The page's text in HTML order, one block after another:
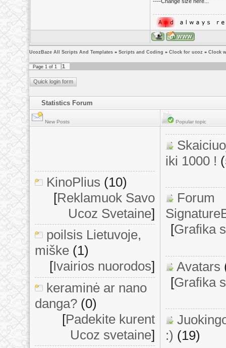
UcozBaze All Scripts And Templates » Scripts and Coding » Clock for ucoz » Clock
Page 1 of 1 1
Statistics Forum
New Posts Popular topic
KinoPlius (10)
[Reklamuok Savo
Ucoz Svetaine]
poilsis Lietuvoje,
miške (1)
[Ivairios nuorodos]
keraminė ar nano
danga? (0)
[Padekite kurent
Ucoz svetaine]
iki 1000 !
Forum
[Grafika
Avatars
[Grafika
:) (19)